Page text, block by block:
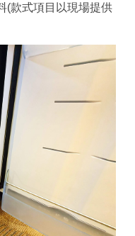
(款式項目以現場提供